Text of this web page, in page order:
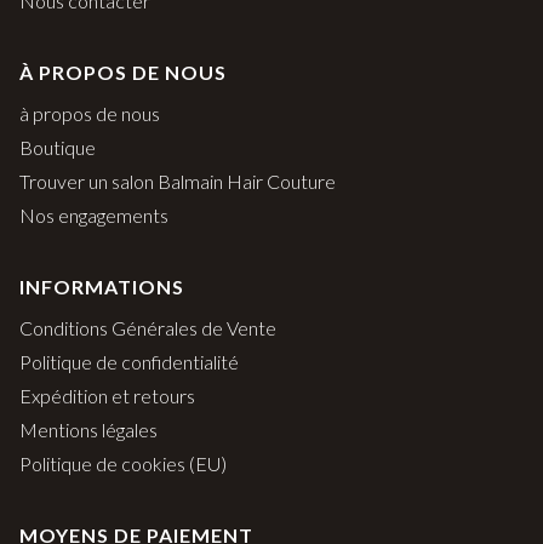
À PROPOS DE NOUS
à propos de nous
Boutique
Trouver un salon Balmain Hair Couture
Nos engagements
INFORMATIONS
Conditions Générales de Vente
Politique de confidentialité
Expédition et retours
Mentions légales
Politique de cookies (EU)
MOYENS DE PAIEMENT